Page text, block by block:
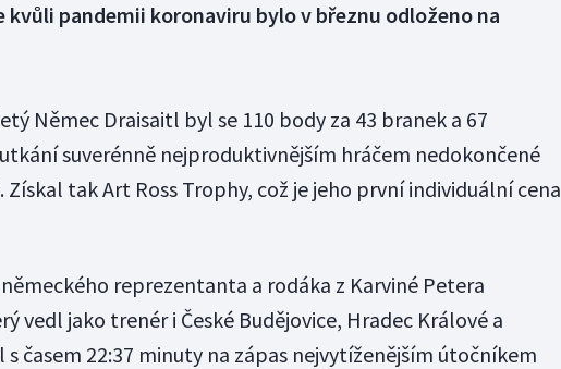
kvůli pandemii koronaviru bylo v březnu odloženo na
Němec Draisaitl byl se 110 body za 43 branek a 67
suverénně nejproduktivnějším hráčem nedokončené
Získal tak Art Ross Trophy, což je jeho první individuální cena
reprezentanta a rodáka z Karviné Petera
vedl jako trenér i České Budějovice, Hradec Králové a
s časem 22:37 minuty na zápas nejvytíženějším útočníkem